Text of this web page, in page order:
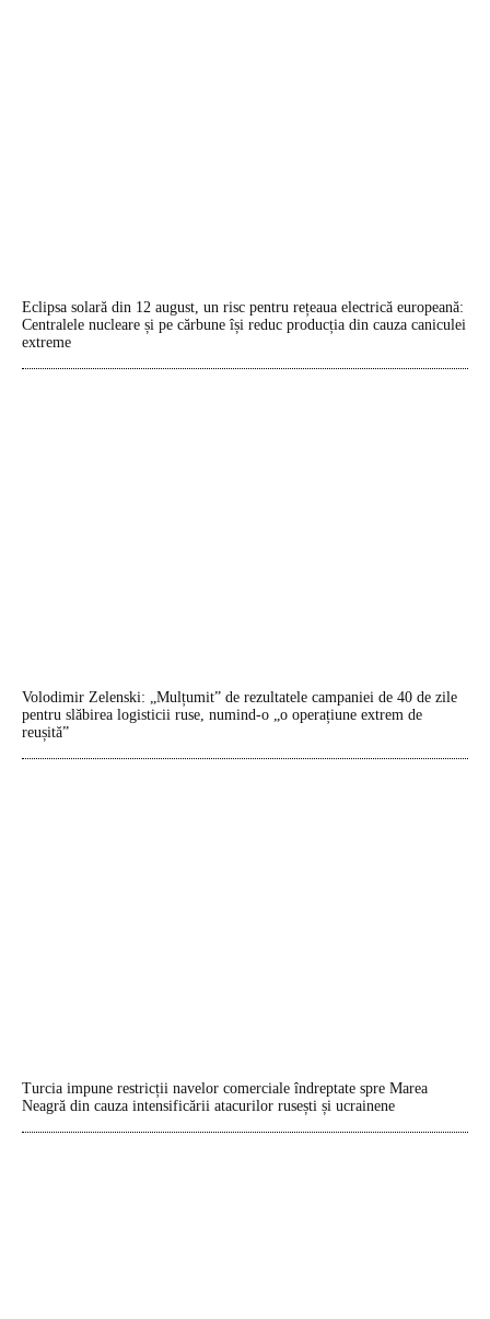
Eclipsa solară din 12 august, un risc pentru rețeaua electrică europeană:
Centralele nucleare și pe cărbune își reduc producția din cauza caniculei
extreme
Volodimir Zelenski: „Mulțumit” de rezultatele campaniei de 40 de zile
pentru slăbirea logisticii ruse, numind-o „o operațiune extrem de
reușită”
Turcia impune restricții navelor comerciale îndreptate spre Marea
Neagră din cauza intensificării atacurilor rusești și ucrainene